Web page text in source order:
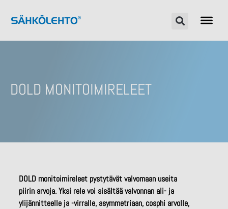
DOLD MONITOIMIRELEET
DOLD monitoimireleet pystytävät valvomaan useita
piirin arvoja. Yksi rele voi sisältää valvonnan ali- ja
ylijännitteelle ja -virralle, asymmetriaan, cosphi arvolle,